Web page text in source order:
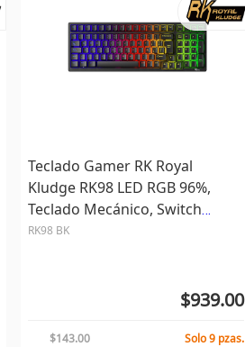
Teclado Gamer RK Royal
Kludge RK98 LED RGB 96%,
Teclado Mecánico, Switch
Brown, Inalámbrico,
RK98 BK
$939.00
$143.00 Solo 9 pzas.